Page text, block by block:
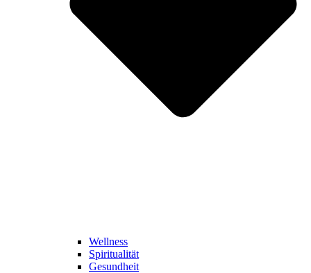
Wellness
Spiritualität
Gesundheit